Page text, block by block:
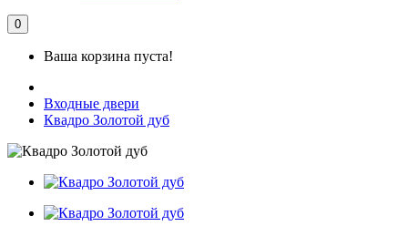
0
Ваша корзина пуста!
Входные двери
Квадро Золотой дуб